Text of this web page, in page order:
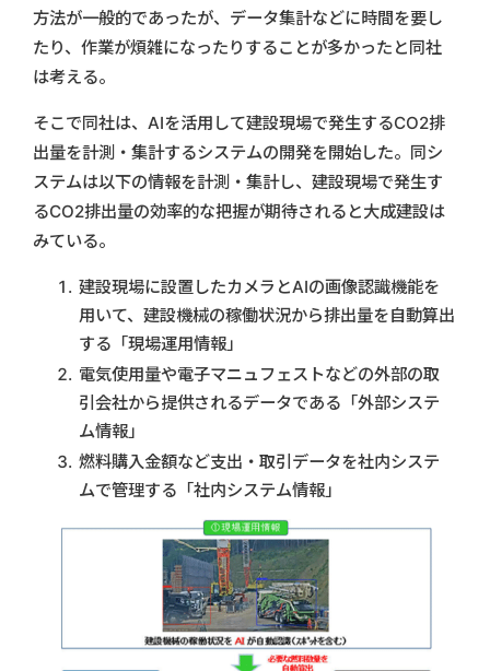
方法が一般的であったが、データ集計などに時間を要し
たり、作業が煩雑になったりすることが多かったと同社
は考える。
そこで同社は、AIを活用して建設現場で発生するCO2排
出量を計測・集計するシステムの開発を開始した。同シ
ステムは以下の情報を計測・集計し、建設現場で発生す
るCO2排出量の効率的な把握が期待されると大成建設は
みている。
建設現場に設置したカメラとAIの画像認識機能を
用いて、建設機械の稼働状況から排出量を自動算出
する「現場運用情報」
電気使用量や電子マニュフェストなどの外部の取
引会社から提供されるデータである「外部システ
ム情報」
燃料購入金額など支出・取引データを社内システ
ムで管理する「社内システム情報」